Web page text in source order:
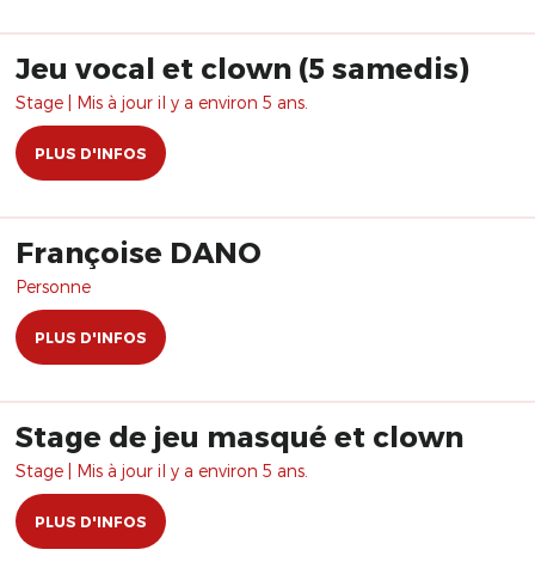
Jeu vocal et clown (5 samedis)
Stage | Mis à jour il y a environ 5 ans.
PLUS D'INFOS
Françoise DANO
Personne
PLUS D'INFOS
Stage de jeu masqué et clown
Stage | Mis à jour il y a environ 5 ans.
PLUS D'INFOS